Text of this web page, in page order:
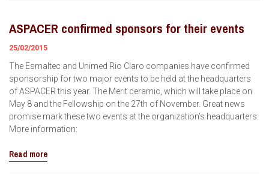
ASPACER confirmed sponsors for their events
25/02/2015
The Esmaltec and Unimed Rio Claro companies have confirmed
sponsorship for two major events to be held at the headquarters
of ASPACER this year. The Merit ceramic, which will take place on
May 8 and the Fellowship on the 27th of November. Great news
promise mark these two events at the organization’s headquarters.
More information:
Read more